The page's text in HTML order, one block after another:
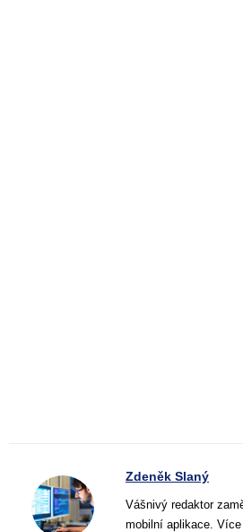
Zdeněk Slaný
Vášnivý redaktor
mobilní aplikace.